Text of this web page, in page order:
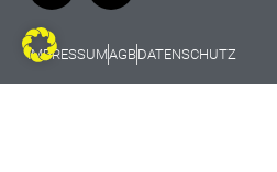
IMPRESSUMAGBDATENSCHUTZ